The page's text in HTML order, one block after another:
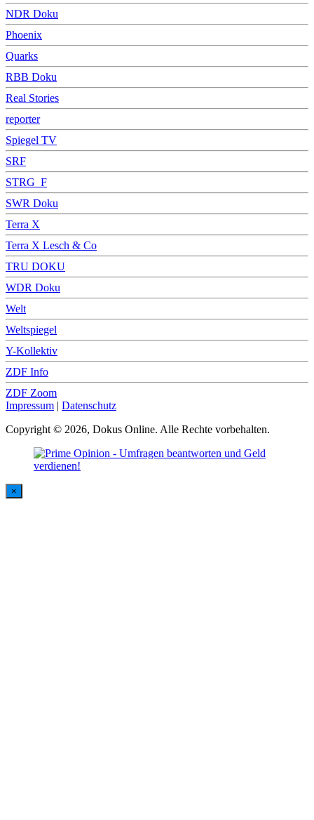
NDR Doku
Phoenix
Quarks
RBB Doku
Real Stories
reporter
Spiegel TV
SRF
STRG_F
SWR Doku
Terra X
Terra X Lesch & Co
TRU DOKU
WDR Doku
Welt
Weltspiegel
Y-Kollektiv
ZDF Info
ZDF Zoom
Impressum | Datenschutz
Copyright © 2026, Dokus Online. Alle Rechte vorbehalten.
×